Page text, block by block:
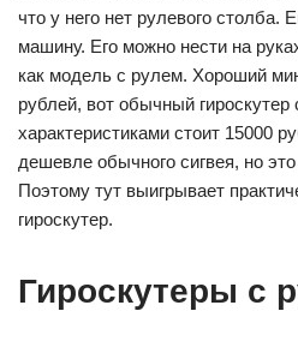
что у него нет рулевого столба.
машину. Его можно нести на
как модель с рулем. Хороший
рублей, вот обычный гироскутер
характеристиками стоит 15000
дешевле обычного сигвея, но
Поэтому тут выигрывает
гироскутер.
Гироскутеры с